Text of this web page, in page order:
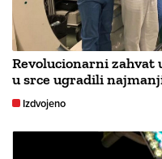
Revolucionarni zahvat
u srce ugradili
Izdvojeno